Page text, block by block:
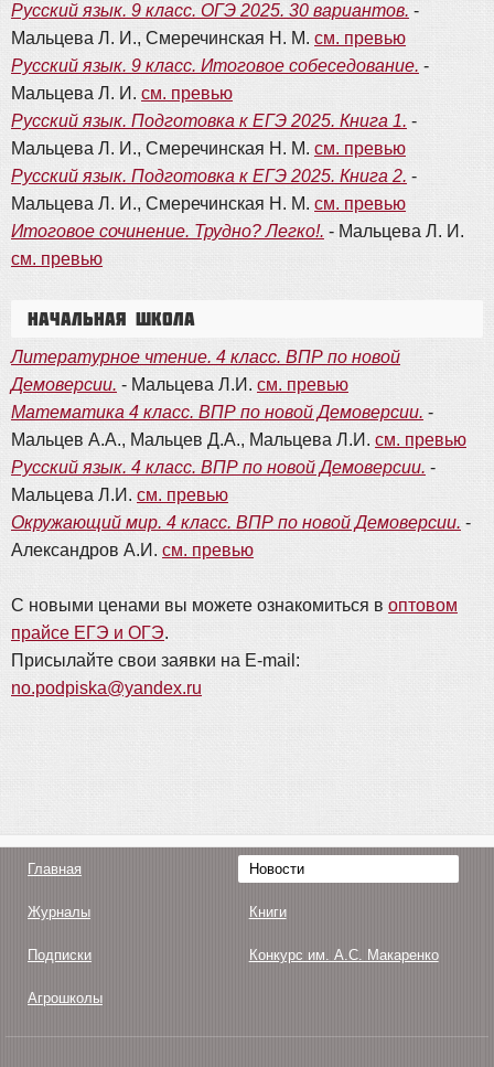
Русский язык. 9 класс. ОГЭ 2025. 30 вариантов. -
Мальцева Л. И., Смеречинская Н. М. см. превью
Русский язык. 9 класс. Итоговое собеседование. -
Мальцева Л. И. см. превью
Русский язык. Подготовка к ЕГЭ 2025. Книга 1. -
Мальцева Л. И., Смеречинская Н. М. см. превью
Русский язык. Подготовка к ЕГЭ 2025. Книга 2. -
Мальцева Л. И., Смеречинская Н. М. см. превью
Итоговое сочинение. Трудно? Легко!. - Мальцева Л. И.
см. превью
Начальная школа
Литературное чтение. 4 класс. ВПР по новой
Демоверсии. - Мальцева Л.И. см. превью
Математика 4 класс. ВПР по новой Демоверсии. -
Мальцев А.А., Мальцев Д.А., Мальцева Л.И. см. превью
Русский язык. 4 класс. ВПР по новой Демоверсии. -
Мальцева Л.И. см. превью
Окружающий мир. 4 класс. ВПР по новой Демоверсии. -
Александров А.И. см. превью
С новыми ценами вы можете ознакомиться в оптовом
прайсе ЕГЭ и ОГЭ.
Присылайте свои заявки на E-mail:
no.podpiska@yandex.ru
Главная Новости
Журналы Книги
Подписки Конкурс им. А.С. Макаренко
Агрошколы